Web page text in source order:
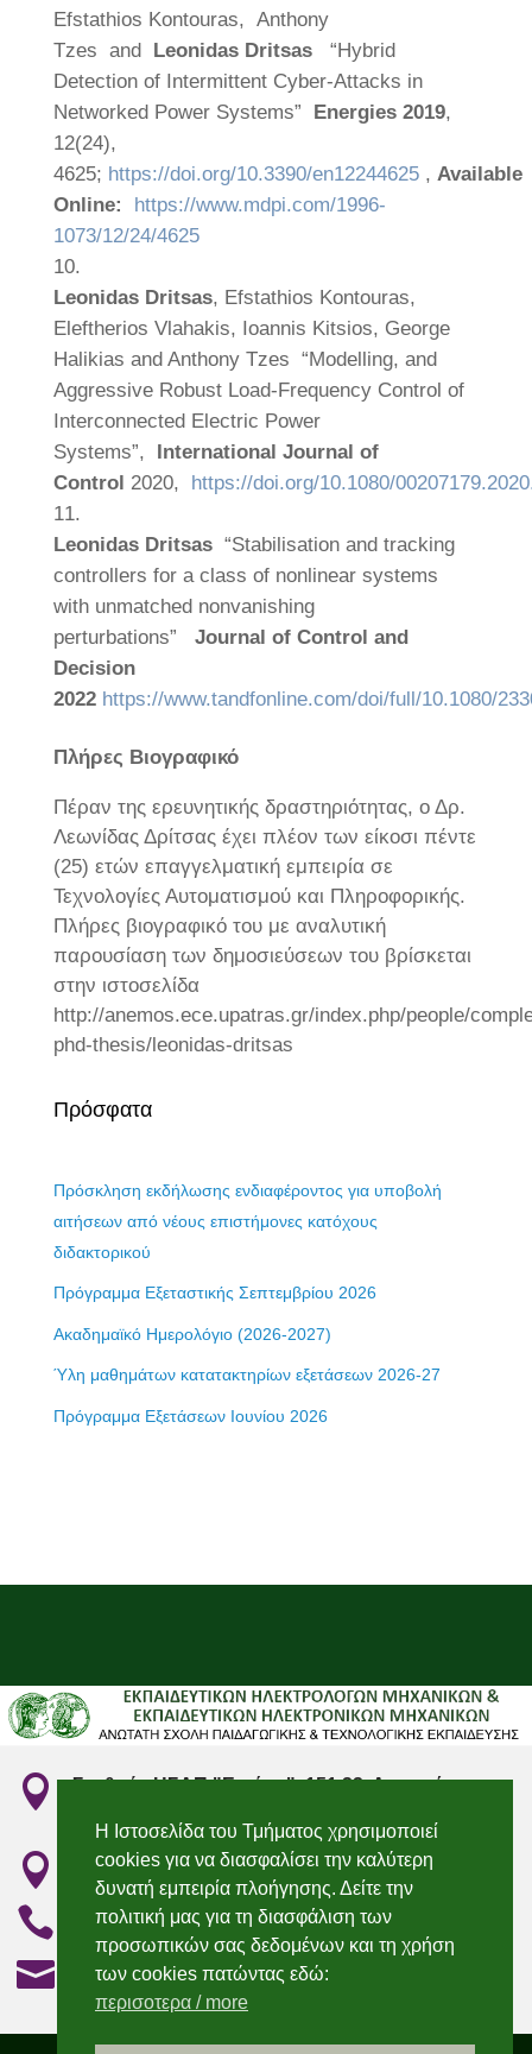
Efstathios Kontouras, Anthony
Tzes and Leonidas Dritsas “Hybrid
Detection of Intermittent Cyber-Attacks in
Networked Power Systems”
Energies 2019,
12(24),
4625; https://doi.org/10.3390/en12244625, Available
Online:
https://www.mdpi.com/1996-
1073/12/24/4625
Leonidas Dritsas, Efstathios Kontouras,
Eleftherios Vlahakis, Ioannis Kitsios, George
Halikias and Anthony Tzes “Modelling, and
Aggressive Robust Load-Frequency Control of
Ιnterconnected Electric Power
Systems”,
International Journal of
Control 2020, https://doi.org/10.1080/
Leonidas Dritsas“Stabilisation and tracking
controllers for a class of nonlinear systems
with unmatched nonvanishing
perturbations”
Journal of Control and
Decision
2022 https://www.tandfonline.com/doi/full/10.1080/
Πλήρες Βιογραφικό
Πέραν της ερευνητικής δραστηριότητας, ο Δρ.
Λεωνίδας Δρίτσας έχει πλέον των είκοσι πέντε
(25) ετών επαγγελματική εμπειρία σε
Τεχνολογίες Αυτοματισμού και Πληροφορικής.
Πλήρες βιογραφικό του με αναλυτική
παρουσίαση των δημοσιεύσεων του βρίσκεται
στην ιστοσελίδα
http://anemos.ece.upatras.gr/index.php/people/
phd-thesis/leonidas-dritsas
Πρόσφατα
Πρόσκληση εκδήλωσης ενδιαφέροντος για υποβολή
αιτήσεων από νέους επιστήμονες κατόχους
διδακτορικού
Πρόγραμμα Εξεταστικής Σεπτεμβρίου 2026
Ακαδημαϊκό Ημερολόγιο (2026-2027)
Ύλη μαθημάτων κατατακτηρίων εξετάσεων 2026-27
Πρόγραμμα Εξετάσεων Ιουνίου 2026

Σταθμός ΗΣΑΠ "Ειρήνη", 151 22, Αμαρούσιο
 "Irini" Metro station, 151 22, Marousi, Attiki
 210 2896736 & 210 2896750
 elecengedu@aspete.gr
Η Ιστοσελίδα του Τμήματος χρησιμοποιεί
cookies για να διασφαλίσει την καλύτερη
δυνατή εμπειρία πλοήγησης. Δείτε την
πολιτική μας για τη διασφάλιση των
προσωπικών σας δεδομένων και τη χρήση
των cookies πατώντας εδώ:
περισοτερα / more